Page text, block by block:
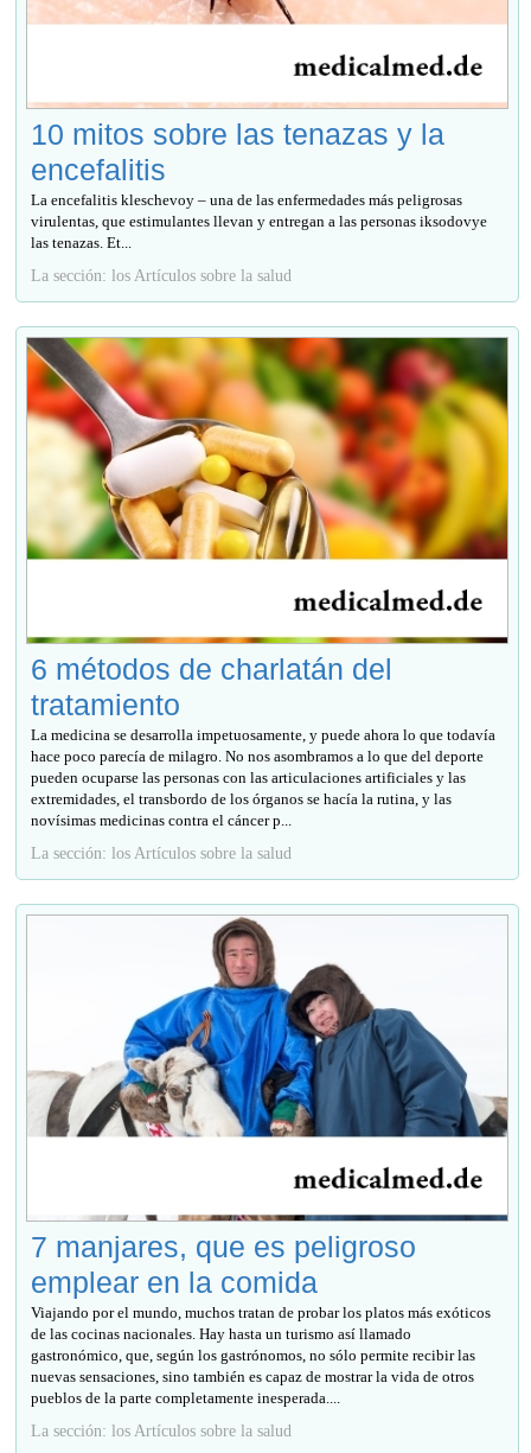
10 mitos sobre las tenazas y la
encefalitis
La encefalitis kleschevoy – una de las enfermedades más peligrosas
virulentas, que estimulantes llevan y entregan a las personas iksodovye
las tenazas. Et...
La sección: los Artículos sobre la salud
6 métodos de charlatán del
tratamiento
La medicina se desarrolla impetuosamente, y puede ahora lo que todavía
hace poco parecía de milagro. No nos asombramos a lo que del deporte
pueden ocuparse las personas con las articulaciones artificiales y las
extremidades, el transbordo de los órganos se hacía la rutina, y las
novísimas medicinas contra el cáncer p...
La sección: los Artículos sobre la salud
7 manjares, que es peligroso
emplear en la comida
Viajando por el mundo, muchos tratan de probar los platos más exóticos
de las cocinas nacionales. Hay hasta un turismo así llamado
gastronómico, que, según los gastrónomos, no sólo permite recibir las
nuevas sensaciones, sino también es capaz de mostrar la vida de otros
pueblos de la parte completamente inesperada....
La sección: los Artículos sobre la salud